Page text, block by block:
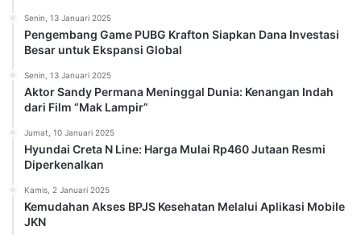
Senin, 13 Januari 2025
Pengembang Game PUBG Krafton Siapkan Dana Investasi
Besar untuk Ekspansi Global
Senin, 13 Januari 2025
Aktor Sandy Permana Meninggal Dunia: Kenangan Indah
dari Film “Mak Lampir”
Jumat, 10 Januari 2025
Hyundai Creta N Line: Harga Mulai Rp460 Jutaan Resmi
Diperkenalkan
Kamis, 2 Januari 2025
Kemudahan Akses BPJS Kesehatan Melalui Aplikasi Mobile
JKN